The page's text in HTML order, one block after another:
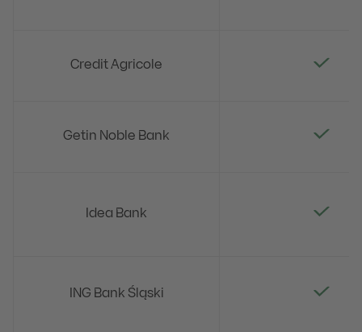
Credit Agricole
Getin Noble Bank
Idea Bank
ING Bank Śląski